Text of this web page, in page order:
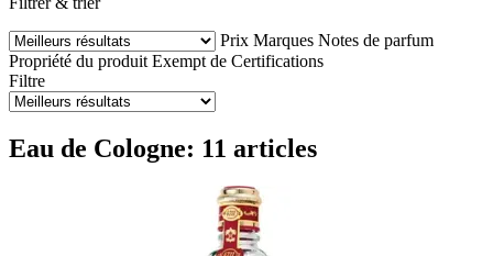
Prix Marques Notes de parfum
Propriété du produit Exempt de Certifications
Filtre
Eau de Cologne: 11 articles